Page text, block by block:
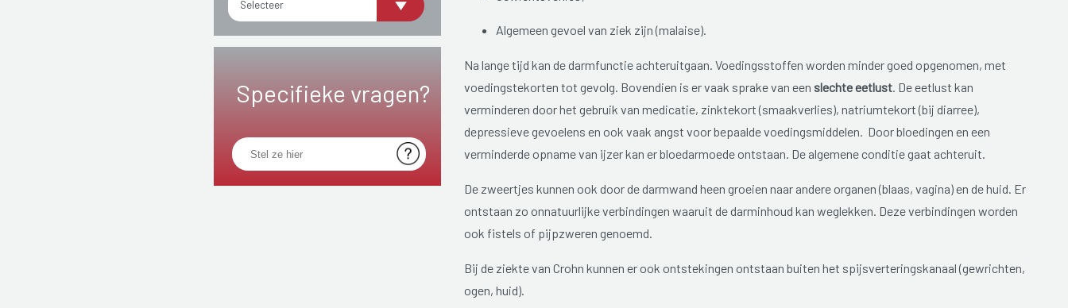
Selecteer
Specifieke vragen?
Algemeen gevoel van ziek zijn (malaise).
Na lange tijd kan de darmfunctie achteruitgaan. Voedingsstoffen worden minder goed opgenomen, met
voedingstekorten tot gevolg. Bovendien is er vaak sprake van een slechte eetlust. De eetlust kan
verminderen door het gebruik van medicatie, zinktekort (smaakverlies), natriumtekort (bij diarree),
depressieve gevoelens en ook vaak angst voor bepaalde voedingsmiddelen. Door bloedingen en een
verminderde opname van ijzer kan er bloedarmoede ontstaan. De algemene conditie gaat achteruit.
De zweertjes kunnen ook door de darmwand heen groeien naar andere organen (blaas, vagina) en de huid. Er
ontstaan zo onnatuurlijke verbindingen waaruit de darminhoud kan weglekken. Deze verbindingen worden
ook fistels of pijpzweren genoemd.
Bij de ziekte van Crohn kunnen er ook ontstekingen ontstaan buiten het spijsverteringskanaal (gewrichten,
ogen, huid).